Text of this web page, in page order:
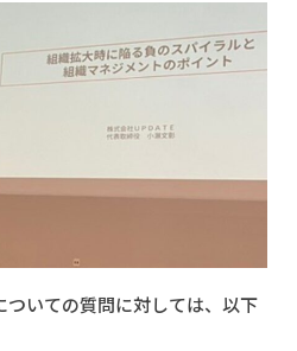
いての質問に対しては、以下